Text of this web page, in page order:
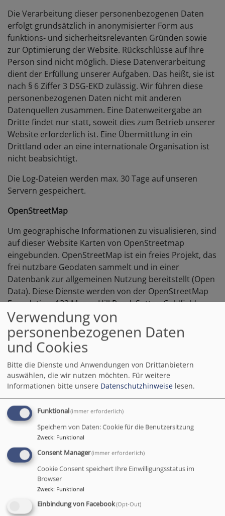
Die Verarbeitung dieser personenbezogenen Daten
erfolgt grundsätzlich in anonymisierter Form aus
funktions- und sicherheitsrelevanten Gründen sowie
zur Optimierung der Website. Rückschlüsse auf Ihre
Person sind nicht möglich. Diese Datenverarbeitung
dient der Erfüllung unserer Aufgaben. Das heißt, sie ist
nach § 6 Ziffer 3 DSG-EKD zulässig. Wir führen diese
personenbezogenen Daten nicht mit anderen
Datenquellen zusammen. Eine Datenweitergabe an
Dritte findet nur statt, soweit dies zum Betrieb unserer
Website erforderlich ist. Eine Übermittlung in ein
Drittland oder an eine internationale Organisation ist
nicht beabsichtigt.
Die Log-Dateien werden max. 30 Tage auf unseren
Servern gespeichert.
OpenStreetMap
Um geographische Informationen zu visualisieren, sind
auf dieser Website Karten von OpenStreetmap
eingebunden. OpenStreetMap ist ein freies Projekt, das
frei nutzbare Geodaten sammelt und in einer
Datenbank zur allgemeinen Nutzung bereitstellt (Open
Data). Diese Dienste werden von der OpenStreetMap
Foundation, 132 Maney Hill Road, Sutton Cold­field,
West Midlands, B72 1JU, United Kingdom, für die OSM­
Gemeinschaft betrieben. Damit Ihnen die Karten
angezeigt werden können, werden Informationen über
die Nutzung dieser Webseite einschließlich Ihrer IP-
Adresse an OpenStreetMap weitergeleitet. Außerdem
wird ein sogenanntes Session-Cookie in Ihrem
Computer gesetzt, das gelöscht wird, sobald Sie nach
Ihrer Sitzung (englisch: Session) den Browser
schließen. Wie OpenStreetMap Ihre Daten speichert,
erfahren Sie auf derDatenschutzseite von
OpenStreetMap.
4. Analyse Tools
Wir setzen keine Analysetools wie z.B. Google Analytics
oder Matomo auf dieser Seite ein.
5. Freiwillige Bereitstellung
Verwendung von
personenbezogenen Daten
und Cookies
Bitte die Dienste und Anwendungen von Drittanbietern
auswählen, die wir nutzen möchten. Für weitere
Informationen bitte unsere Datenschutzhinweise lesen.
Funktional(immer erforderlich)
Speichern von Daten: Cookie für die Benutzersitzung
Zweck: Funktional
Consent Manager(immer erforderlich)
Cookie Consent speichert Ihre Einwilligungsstatus im
Browser
Zweck: Funktional
Einbindung von Facebook(Opt-Out)